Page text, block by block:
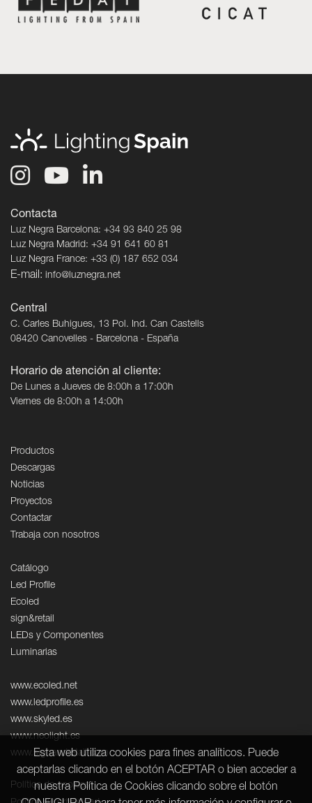
Contacta
Luz Negra Barcelona: +34 93 840 25 98
Luz Negra Madrid: +34 91 641 60 81
Luz Negra France: +33 (0) 187 652 034
E-mail: info@luznegra.net
Central
C. Carles Buhigues, 13 Pol. Ind. Can Castells
08420 Canovelles - Barcelona - España
Horario de atención al cliente:
De Lunes a Jueves de 8:00h a 17:00h
Viernes de 8:00h a 14:00h
Productos
Descargas
Noticias
Proyectos
Contactar
Trabaja con nosotros
Catálogo
Led Profile
Ecoled
sign&retail
LEDs y Componentes
Luminarias
www.ecoled.net
www.ledprofile.es
www.skyled.es
www.neolight.es
www.signandretail.com
Política de cookies
Esta web utiliza cookies para fines analíticos. Puede
aceptarlas clicando en el botón ACEPTAR o bien acceder a
nuestra Política de Cookies clicando sobre el botón